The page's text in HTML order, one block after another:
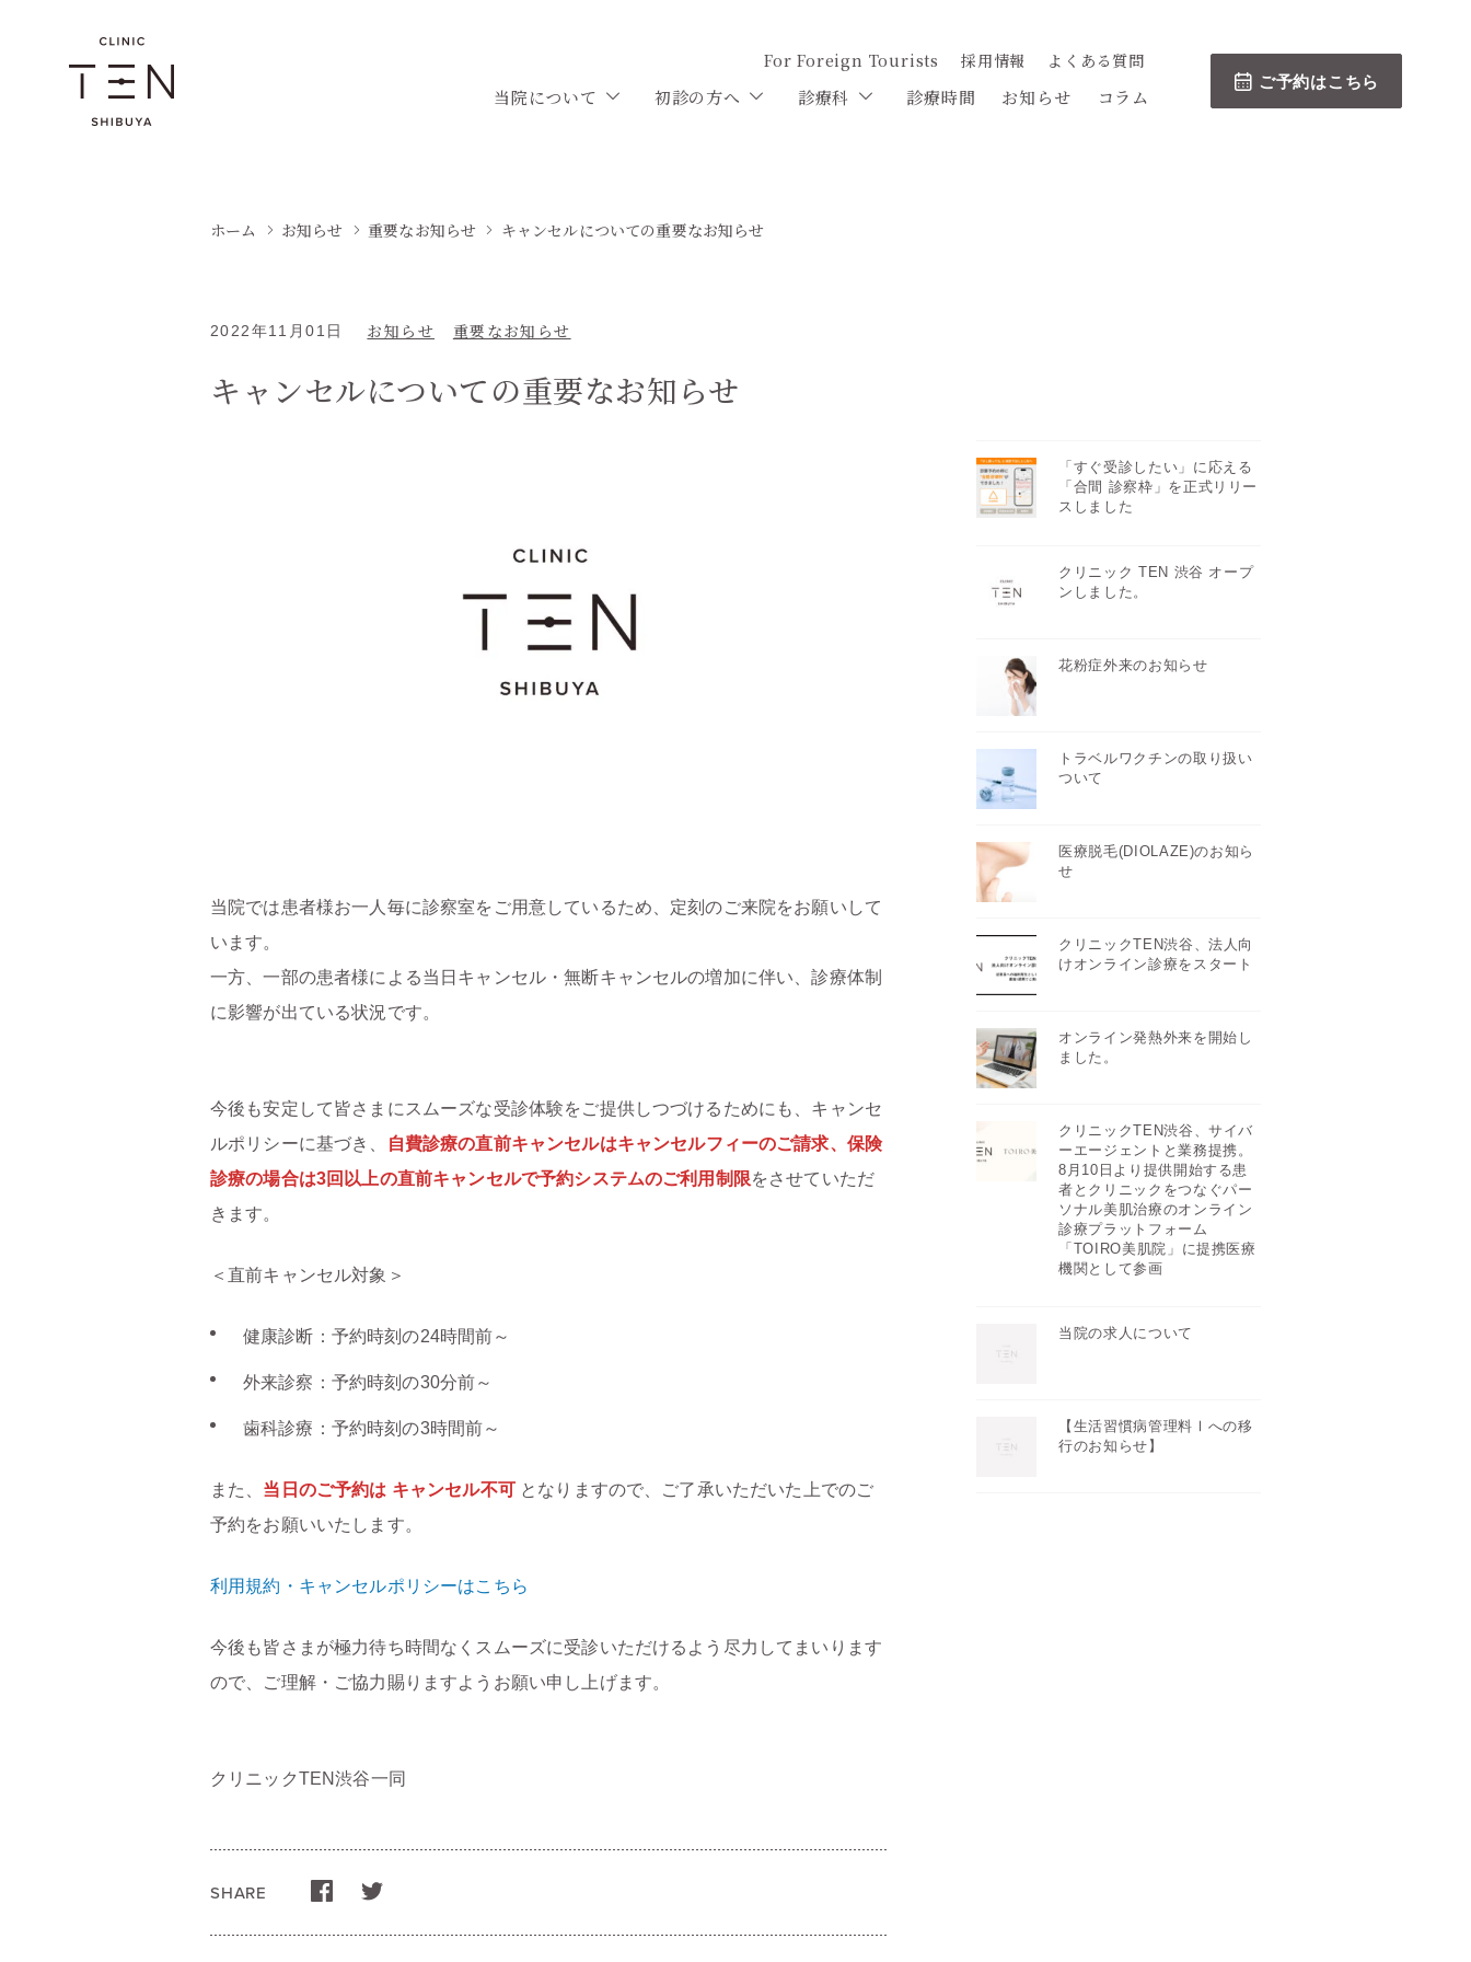
For Foreign Tourists 採用情報 よくある質問
当院について 初診の方へ 診療科 診療時間 お知らせ コラム
ご予約はこちら
ホーム お知らせ 重要なお知らせ キャンセルについての重要なお知らせ
2022年11月01日 お知らせ 重要なお知らせ
キャンセルについての重要なお知らせ
当院では患者様お一人毎に診察室をご用意しているため、定刻のご来院をお願いして
います。
一方、一部の患者様による当日キャンセル・無断キャンセルの増加に伴い、診療体制
に影響が出ている状況です。
今後も安定して皆さまにスムーズな受診体験をご提供しつづけるためにも、キャンセ
ルポリシーに基づき、
自費診療の直前キャンセルはキャンセルフィーのご請求、保険
診療の場合は3回以上の直前キャンセルで予約システムのご利用制限をさせていただ
きます。
＜直前キャンセル対象＞
健康診断：予約時刻の24時間前～
外来診察：予約時刻の30分前～
歯科診療：予約時刻の3時間前～
また、 当日のご予約は キャンセル不可となりますので、ご了承いただいた上でのご
予約をお願いいたします。
利用規約・キャンセルポリシーはこちら
今後も皆さまが極力待ち時間なくスムーズに受診いただけるよう尽力してまいります
ので、ご理解・ご協力賜りますようお願い申し上げます。
クリニックTEN渋谷一同
SHARE
「すぐ受診したい」に応える
「合間 診察枠」を正式リリー
スしました
クリニック TEN 渋谷 オープ
ンしました。
花粉症外来のお知らせ
トラベルワクチンの取り扱い
ついて
医療脱毛(DIOLAZE)のお知ら
せ
クリニックTEN渋谷、法人向
けオンライン診療をスタート
オンライン発熱外来を開始し
ました。
クリニックTEN渋谷、サイバ
ーエージェントと業務提携。
8月10日より提供開始する患
者とクリニックをつなぐパー
ソナル美肌治療のオンライン
診療プラットフォーム
「TOIRO美肌院」に提携医療
機関として参画
当院の求人について
【生活習慣病管理料Ⅰへの移
行のお知らせ】